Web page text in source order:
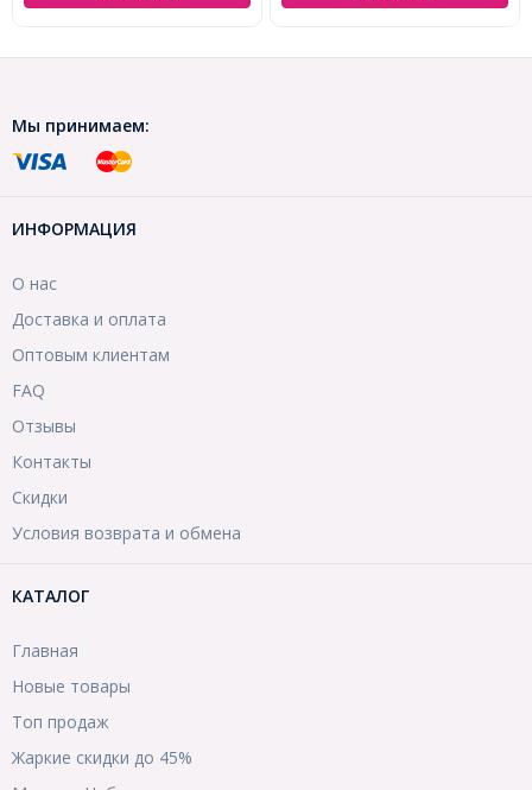
Мы принимаем:
ИНФОРМАЦИЯ
О нас
Доставка и оплата
Оптовым клиентам
FAQ
Отзывы
Контакты
Скидки
Условия возврата и обмена
КАТАЛОГ
Главная
Новые товары
Топ продаж
Жаркие скидки до 45%